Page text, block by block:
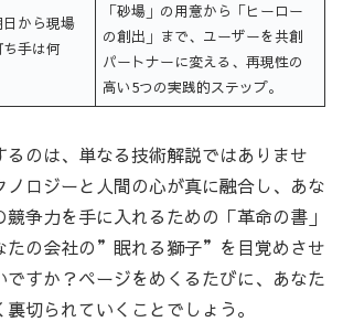
から現場
手は何
「砂場」の用意から「ヒーロー
の創出」まで、ユーザーを共創
パートナーに変える、再現性の
高い5つの実践的ステップ。
るのは、単なる技術解説ではありませ
ノロジーと人間の心が真に融合し、あな
争力を手に入れるための「革命の書」
たの会社の”眠れる獅子”を目覚めさせ
ですか？ページをめくるたびに、あなた
切られていくことでしょう。